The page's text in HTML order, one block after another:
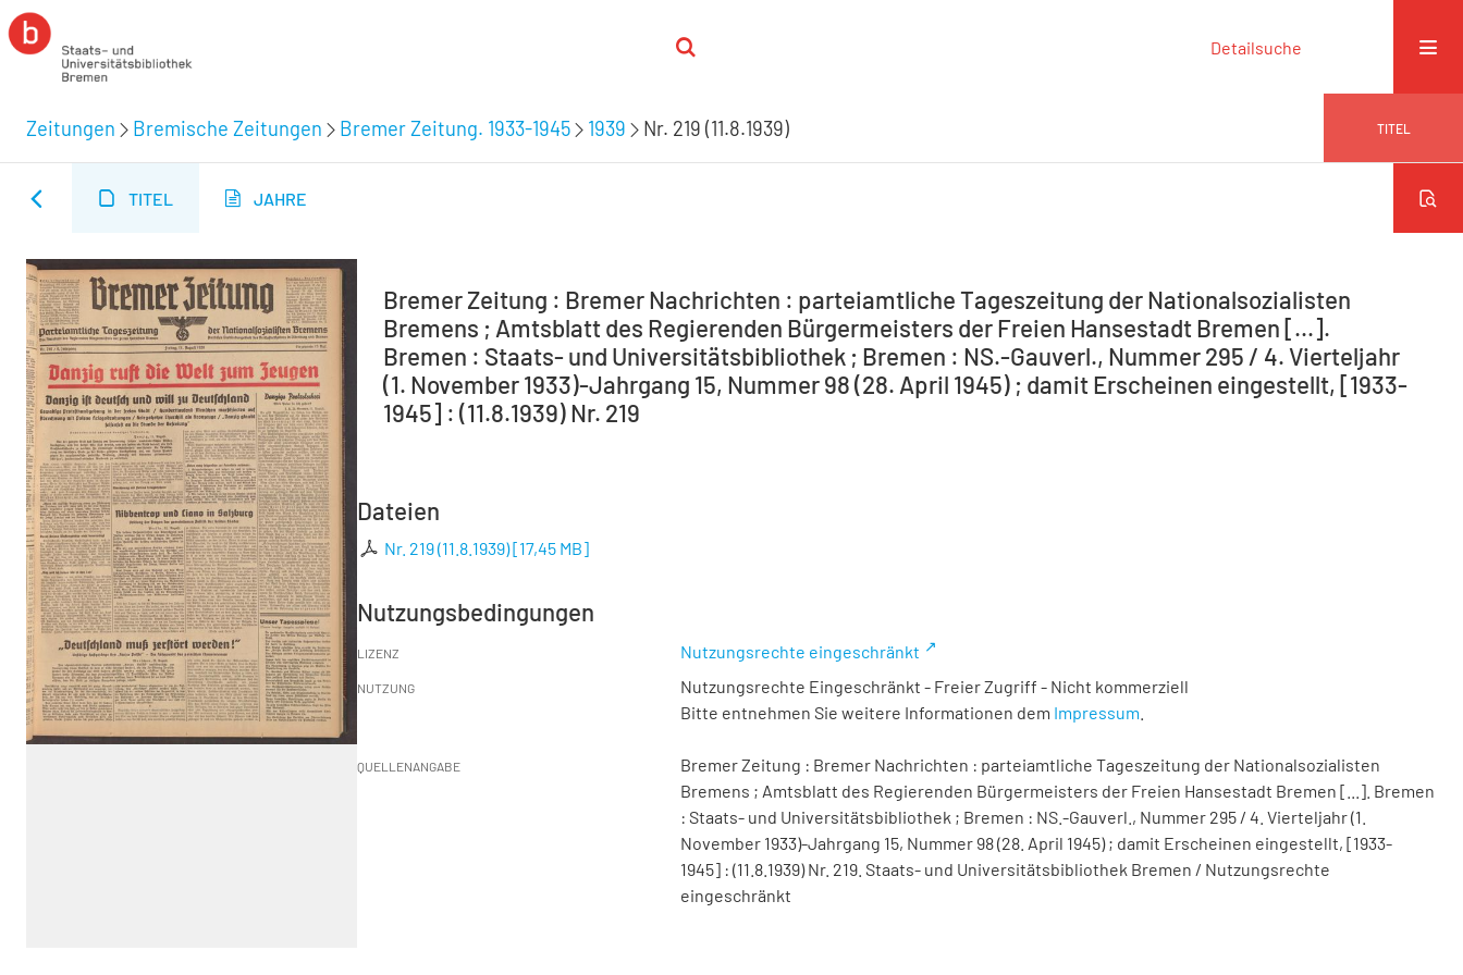
Detailsuche
Zeitungen Bremische Zeitungen Bremer Zeitung. 1933-1945 1939 Nr. 219 (11.8.1939) TITEL
TITEL JAHRE
Bremer Zeitung : Bremer Nachrichten : parteiamtliche Tageszeitung der Nationalsozialisten
Bremens ; Amtsblatt des Regierenden Bürgermeisters der Freien Hansestadt Bremen [...].
Bremen : Staats- und Universitätsbibliothek ; Bremen : NS.-Gauverl., Nummer 295 / 4. Vierteljahr
(1. November 1933)-Jahrgang 15, Nummer 98 (28. April 1945) ; damit Erscheinen eingestellt, [1933-
1945] : (11.8.1939) Nr. 219
Dateien
Nr. 219 (11.8.1939)[17,45 MB]
Nutzungsbedingungen
LIZENZ Nutzungsrechte eingeschränkt
NUTZUNG
Nutzungsrechte Eingeschränkt - Freier Zugriff - Nicht kommerziell
Bitte entnehmen Sie weitere Informationen dem Impressum
QUELLENANGABE
Bremer Zeitung : Bremer Nachrichten : parteiamtliche Tageszeitung der Nationalsozialisten
Bremens ; Amtsblatt des Regierenden Bürgermeisters der Freien Hansestadt Bremen [...]. Bremen
: Staats- und Universitätsbibliothek ; Bremen : NS.-Gauverl., Nummer 295 / 4. Vierteljahr (1.
November 1933)-Jahrgang 15, Nummer 98 (28. April 1945) ; damit Erscheinen eingestellt, [1933-
1945] : (11.8.1939) Nr. 219. Staats- und Universitätsbibliothek Bremen / Nutzungsrechte
eingeschränkt